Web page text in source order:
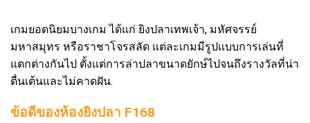
เกมยอดนิยมบางเกม ได้แก่ ยิงปลาเทพเจ้า, มหัศจรรย์
มหาสมุทร หรือราชาโจรสลัด แต่ละเกมมีรูปแบบการเล่นที่
แตกต่างกันไป ตั้งแต่การล่าปลาขนาดยักษ์ไปจนถึงรางวัลที่น่า
ตื่นเต้นและไม่คาดฝัน.
ข้อดีของห้องยิงปลา F168